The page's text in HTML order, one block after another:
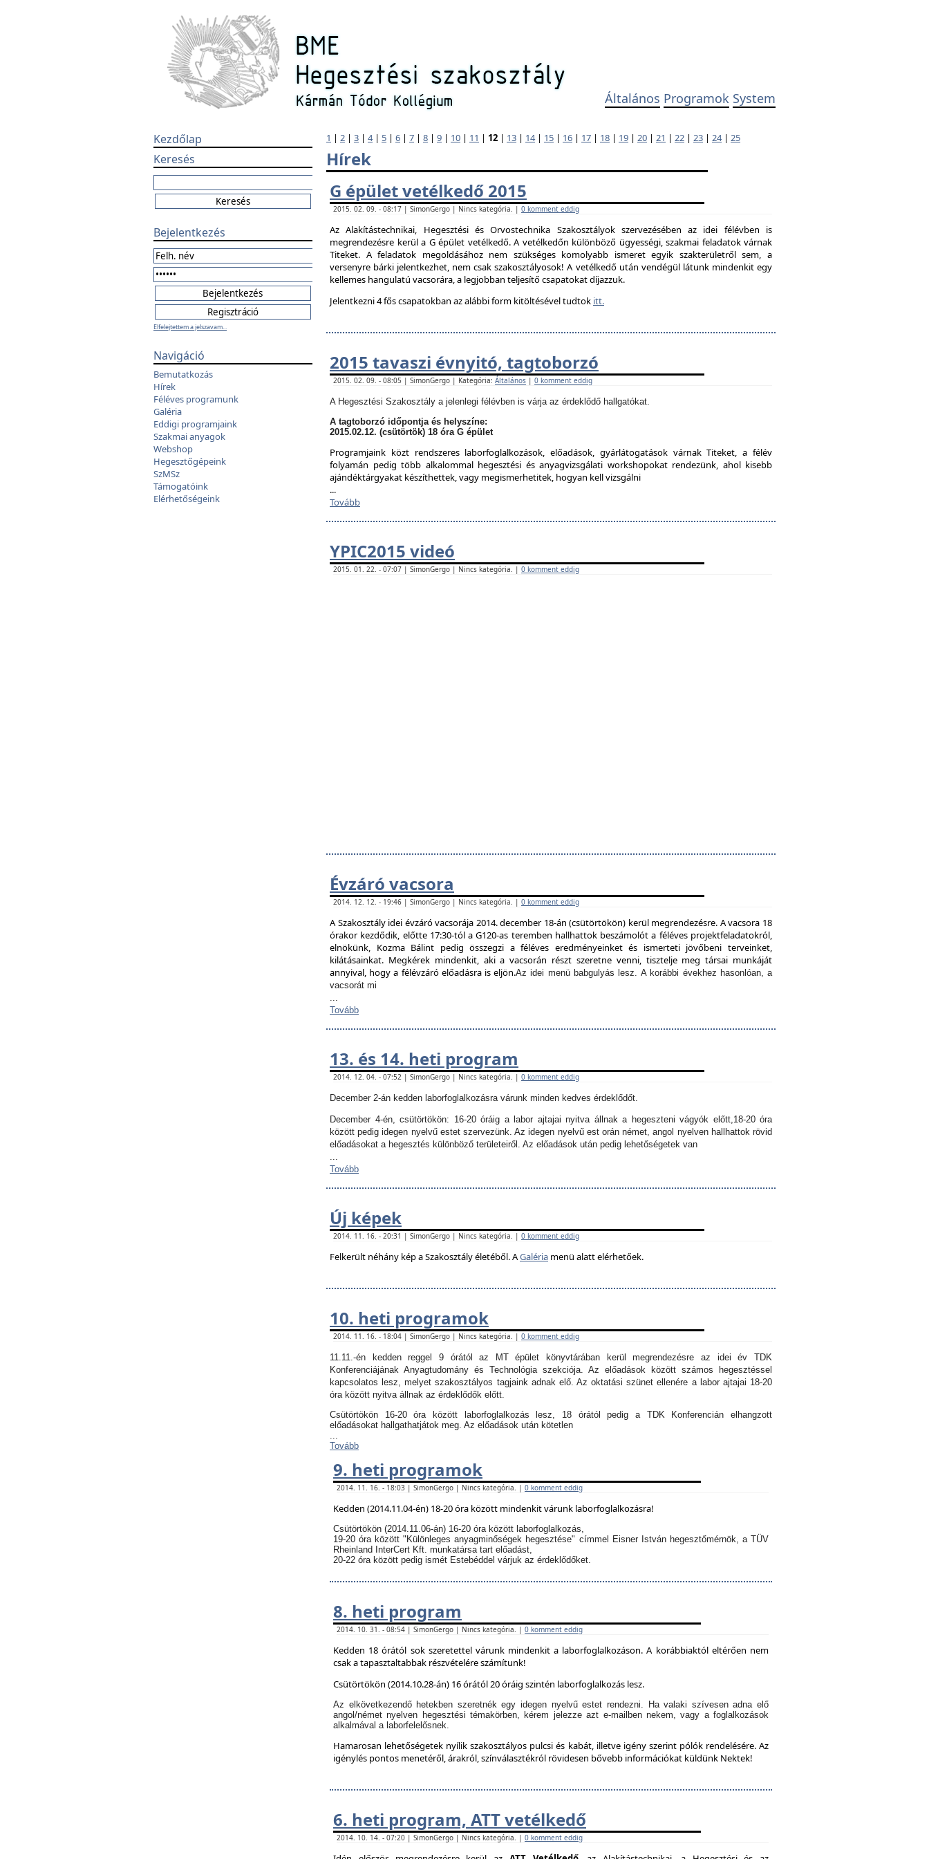
Általános Programok System
Kezdőlap
Keresés
Bejelentkezés
Elfelejtettem a jelszavam...
Navigáció
Bemutatkozás
Hírek
Féléves programunk
Galéria
Eddigi programjaink
Szakmai anyagok
Webshop
Hegesztőgépeink
SzMSz
Támogatóink
Elérhetőségeink
1 | 2 | 3 | 4| 5 | 6 | 7 | 8 | 9 | 10 | 11 | 12 | 13 | 14| 15 | 16 | 17 | 18 | 19 | 20 | 21 | 22 | 23 | 24| 25
Hírek
G épület vetélkedő 2015
2015. 02. 09. - 08:17 | SimonGergo | Nincs kategória. | 0 komment eddig
Az Alakítástechnikai, Hegesztési és Orvostechnika Szakosztályok szervezésében az idei félévben is
megrendezésre kerül a G épület vetélkedő. A vetélkedőn különböző ügyességi, szakmai feladatok várnak
Titeket. A feladatok megoldásához nem szükséges komolyabb ismeret egyik szakterületről sem, a
versenyre bárki jelentkezhet, nem csak szakosztályosok! A vetélkedő után vendégül látunk mindenkit egy
kellemes hangulatú vacsorára, a legjobban teljesítő csapatokat díjazzuk.
Jelentkezni 4 fős csapatokban az alábbi form kitöltésével tudtok itt.
2015 tavaszi évnyitó, tagtoborzó
2015. 02. 09. - 08:05 | SimonGergo | Kategória: Általános | 0 komment eddig
A Hegesztési Szakosztály a jelenlegi félévben is várja az érdeklődő hallgatókat.
A tagtoborzó időpontja és helyszíne:
2015.02.12. (csütörtök) 18 óra G épület
Programjaink közt rendszeres laborfoglalkozások, előadások, gyárlátogatások várnak Titeket, a félév
folyamán pedig több alkalommal hegesztési és anyagvizsgálati workshopokat rendezünk, ahol kisebb
ajándéktárgyakat készíthettek, vagy megismerhetitek, hogyan kell vizsgálni
...
Tovább
YPIC2015 videó
2015. 01. 22. - 07:07 | SimonGergo | Nincs kategória. | 0 komment eddig
Évzáró vacsora
2014. 12. 12. - 19:46 | SimonGergo | Nincs kategória. | 0 komment eddig
A Szakosztály idei évzáró vacsorája 2014. december 18-án (csütörtökön) kerül megrendezésre. A vacsora 18
órakor kezdődik, előtte 17:30-tól a G120-as teremben hallhattok beszámolót a féléves projektfeladatokról,
elnökünk, Kozma Bálint pedig összegzi a féléves eredményeinket és ismerteti jövőbeni terveinket,
kilátásainkat. Megkérek mindenkit, aki a vacsorán részt szeretne venni, tisztelje meg társai munkáját
annyival, hogy a félévzáró előadásra is eljön.Az idei menü babgulyás lesz.A korábbi évekhez hasonlóan, a
vacsorát mi
...
Tovább
13. és 14. heti program
2014. 12. 04. - 07:52 | SimonGergo | Nincs kategória. | 0 komment eddig
December 2-án kedden laborfoglalkozásra várunk minden kedves érdeklődőt.
December 4-én, csütörtökön: 16-20 óráig a labor ajtajai nyitva állnak a hegeszteni vágyók előtt,18-20 óra
között pedig idegen nyelvű estet szervezünk. Az idegen nyelvű est orán német, angol nyelven hallhattok rövid
előadásokat a hegesztés különböző területeiről. Az előadások után pedig lehetőségetek van
...
Tovább
Új képek
2014. 11. 16. - 20:31 | SimonGergo | Nincs kategória. | 0 komment eddig
Felkerült néhány kép a Szakosztály életéből. AGaléria menü alatt elérhetőek.
10. heti programok
2014. 11. 16. - 18:04 | SimonGergo | Nincs kategória. | 0 komment eddig
11.11.-én kedden reggel 9 órától az MT épület könyvtárában kerül megrendezésre az idei év TDK
Konferenciájának Anyagtudomány és Technológia szekciója. Az előadások között számos hegesztéssel
kapcsolatos lesz, melyet szakosztályos tagjaink adnak elő. Az oktatási szünet ellenére a labor ajtajai 18-20
óra között nyitva állnak az érdeklődők előtt.
Csütörtökön 16-20 óra között laborfoglalkozás lesz, 18 órától pedig a TDK Konferencián elhangzott
előadásokat hallgathatjátok meg. Az előadások után kötetlen
...
Tovább
9. heti programok
2014. 11. 16. - 18:03 | SimonGergo | Nincs kategória. | 0 komment eddig
Kedden (2014.11.04-én) 18-20 óra között mindenkit várunk laborfoglalkozásra!
Csütörtökön (2014.11.06-án) 16-20 óra között laborfoglalkozás,
19-20 óra között "Különleges anyagminőségek hegesztése" címmel Eisner István hegesztőmérnök, a TÜV
Rheinland InterCert Kft. munkatársa tart előadást,
20-22 óra között pedig ismét Estebéddel várjuk az érdeklődőket.
8. heti program
2014. 10. 31. - 08:54 | SimonGergo | Nincs kategória. | 0 komment eddig
Kedden 18 órától sok szeretettel várunk mindenkit a laborfoglalkozáson. A korábbiaktól eltérően nem
csak a tapasztaltabbak részvételére számítunk!
Csütörtökön (2014.10.28-án) 16 órától 20 óráig szintén laborfoglalkozás lesz.
Az elkövetkezendő hetekben szeretnék egy idegen nyelvű estet rendezni. Ha valaki szívesen adna elő
angol/német nyelven hegesztési témakörben, kérem jelezze azt e-mailben nekem, vagy a foglalkozások
alkalmával a laborfelelősnek.
Hamarosan lehetőségetek nyílik szakosztályos pulcsi és kabát, illetve igény szerint pólók rendelésére. Az
igénylés pontos menetéről, árakról, színválasztékról rövidesen bővebb információkat küldünk Nektek!
6. heti program, ATT vetélkedő
2014. 10. 14. - 07:20 | SimonGergo | Nincs kategória. | 0 komment eddig